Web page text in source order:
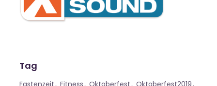
Tag
Fastenzeit Fitness Oktoberfest
Oktoberfest2019